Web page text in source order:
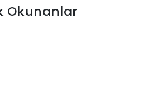
Okunanlar